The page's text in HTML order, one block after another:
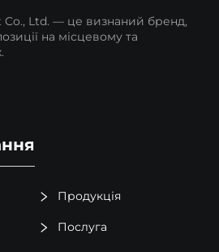
Ltd. — це визнаний бренд,
на місцевому та
Продукція
Послуга